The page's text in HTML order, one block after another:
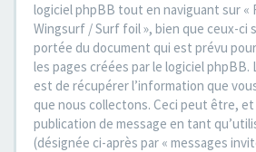
logiciel phpBB tout en naviguant sur «
Wingsurf / Surf foil », bien que ceux-ci
portée du document qui est prévu
les pages créées par le logiciel phpBB.
est de récupérer l’information que
que nous collectons. Ceci peut être, et
publication de message en tant
(désignée ci-après par « messages